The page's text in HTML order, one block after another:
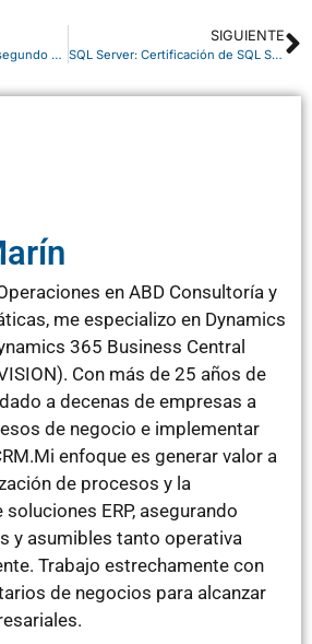
Windows PowerShell: El segundo salto
SIGUIENTE
SQL Server: Certificación de SQL Server
en ABD Consultoría y
me especializo en Dynamics
365 Business Central
Con más de 25 años de
a decenas de empresas a
de negocio e implementar
enfoque es generar valor a
de procesos y la
ERP, asegurando
y asumibles tanto operativa
Trabajo estrechamente con
de negocios para alcanzar